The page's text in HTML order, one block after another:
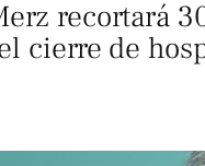
recortará
cierre de